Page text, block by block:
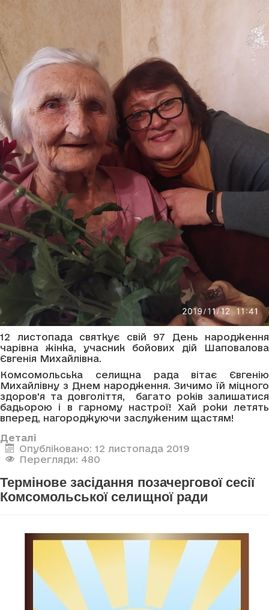
12 листопада святкує свій 97 День народження
чарівна жінка, учасник бойових дій Шаповалова
Євгенія Михайлівна.
Комсомольська селищна рада вітає Євгенію
Михайлівну з Днем народження. Зичимо їй міцного
здоров'я та довголіття, багато років залишатися
бадьорою і в гарному настрої! Хай роки летять
вперед, нагороджуючи заслуженим щастям!
Деталі
Опубліковано: 12 листопада 2019
Перегляди: 480
Термінове засідання позачергової сесії
Комсомольської селищної ради